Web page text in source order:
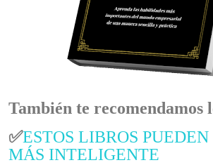
También te recomendamos
✅ESTOS LIBROS
MÁS INTELIGENTE